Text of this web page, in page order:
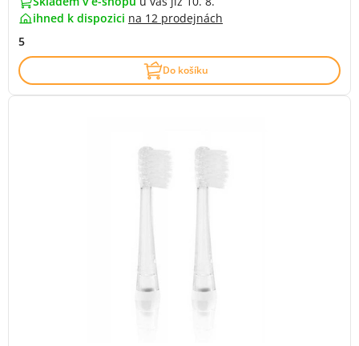
ihned k dispozici na 12 prodejnách
5
Do košíku